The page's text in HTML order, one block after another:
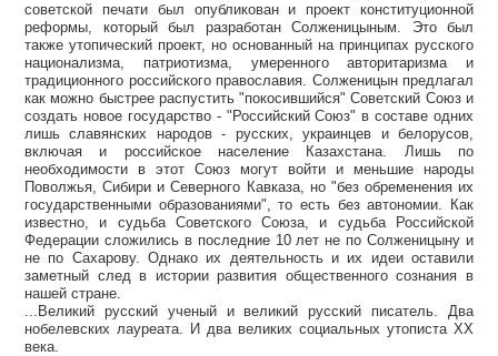
советской печати был опубликован и проект конституционной
реформы, который был разработан Солженицыным. Это был
также утопический проект, но основанный на принципах русского
национализма, патриотизма, умеренного авторитаризма и
традиционного российского православия. Солженицын предлагал
как можно быстрее распустить "покосившийся" Советский Союз и
создать новое государство - "Российский Союз" в составе одних
лишь славянских народов - русских, украинцев и белорусов,
включая и российское население Казахстана. Лишь по
необходимости в этот Союз могут войти и меньшие народы
Поволжья, Сибири и Северного Кавказа, но "без обременения их
государственными образованиями", то есть без автономии. Как
известно, и судьба Советского Союза, и судьба Российской
Федерации сложились в последние 10 лет не по Солженицыну и
не по Сахарову. Однако их деятельность и их идеи оставили
заметный след в истории развития общественного сознания в
нашей стране.
...Великий русский ученый и великий русский писатель. Два
нобелевских лауреата. И два великих социальных утописта ХХ
века.